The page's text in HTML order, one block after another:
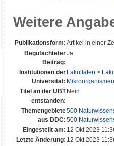
Weitere
Publikationsform: Artikel in einer
Begutachteter
Beitrag:
Ja
Institutionen der
Universität:
Fakultäten >
Mikroorganismen
Titel an der UBT
entstanden:
Nein
Themengebiete
aus DDC:
500
500
Eingestellt am: 12 Okt 2023
Letzte Änderung: 12 Okt 2023